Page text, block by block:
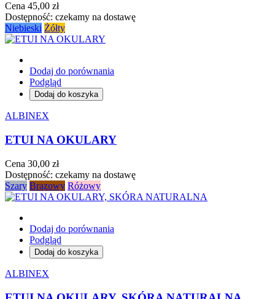
Cena 45,00 zł
Dostępność: czekamy na dostawę
Niebieski Żółty
Dodaj do porównania
Podgląd
Dodaj do koszyka
ALBINEX
ETUI NA OKULARY
Cena 30,00 zł
Dostępność: czekamy na dostawę
Szary Brązowy Różowy
Dodaj do porównania
Podgląd
Dodaj do koszyka
ALBINEX